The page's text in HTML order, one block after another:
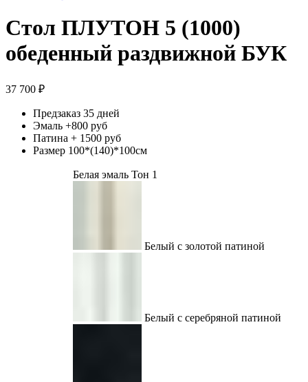
Стол ПЛУТОН 5 (1000)
обеденный раздвижной БУК
37 700 ₽
Предзаказ 35 дней
Эмаль +800 руб
Патина + 1500 руб
Размер 100*(140)*100см
Белая эмаль Тон 1
Белый с золотой патиной
Белый с серебряной патиной